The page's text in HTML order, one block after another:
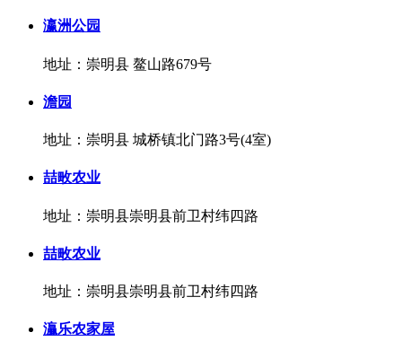
瀛洲公园
地址：崇明县 鳌山路679号
澹园
地址：崇明县 城桥镇北门路3号(4室)
喆畋农业
地址：崇明县崇明县前卫村纬四路
喆畋农业
地址：崇明县崇明县前卫村纬四路
灜乐农家屋